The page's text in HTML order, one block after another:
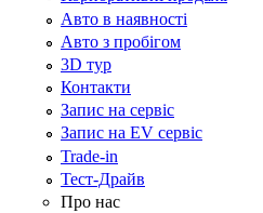
Авто в наявності
Авто з пробігом
3D тур
Контакти
Запис на сервіс
Запис на EV сервіс
Trade-in
Тест-Драйв
Про нас